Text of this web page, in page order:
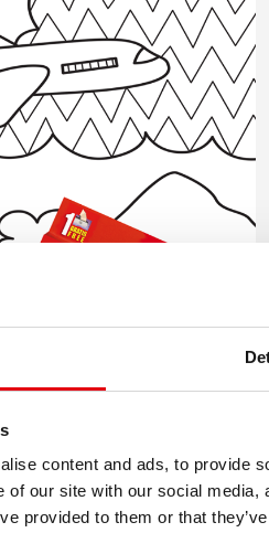
content and ads, to provide
of our site with our social
provided to them or that TÖBB